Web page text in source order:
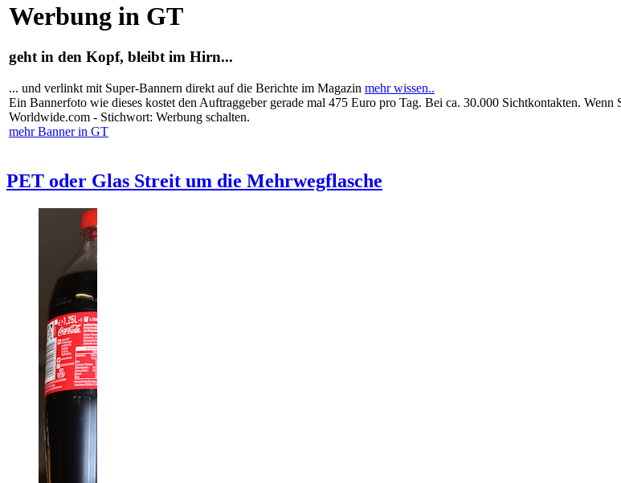
Werbung in GT
geht in den Kopf, bleibt im Hirn...
... und verlinkt mit Super-Bannern direkt auf die Berichte im Magazin mehr wissen..
Ein Bannerfoto wie dieses kostet den Auftraggeber gerade mal 475 Euro pro Tag. Bei ca. 30.000 Sichtkontakten.
Worldwide.com - Stichwort: Werbung schalten.
mehr Banner in GT
PET oder Glas Streit um die Mehrwegflasche